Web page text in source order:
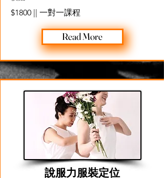
$1800 || 一對一課程
Read More
說服力服裝定位